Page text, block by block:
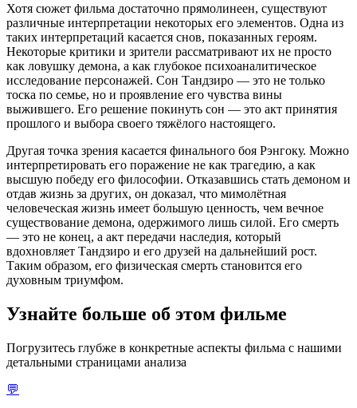
Хотя сюжет фильма достаточно прямолинеен, существуют
различные интерпретации некоторых его элементов. Одна из
таких интерпретаций касается снов, показанных героям.
Некоторые критики и зрители рассматривают их не просто
как ловушку демона, а как глубокое психоаналитическое
исследование персонажей. Сон Тандзиро — это не только
тоска по семье, но и проявление его чувства вины
выжившего. Его решение покинуть сон — это акт принятия
прошлого и выбора своего тяжёлого настоящего.
Другая точка зрения касается финального боя Рэнгоку. Можно
интерпретировать его поражение не как трагедию, а как
высшую победу его философии. Отказавшись стать демоном и
отдав жизнь за других, он доказал, что мимолётная
человеческая жизнь имеет большую ценность, чем вечное
существование демона, одержимого лишь силой. Его смерть
— это не конец, а акт передачи наследия, который
вдохновляет Тандзиро и его друзей на дальнейший рост.
Таким образом, его физическая смерть становится его
духовным триумфом.
Узнайте больше об этом фильме
Погрузитесь глубже в конкретные аспекты фильма с нашими
детальными страницами анализа
💬